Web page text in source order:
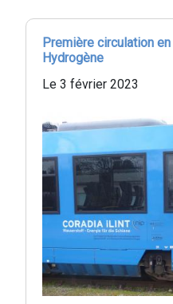
Première circulation en
Hydrogène
Le 3 février 2023